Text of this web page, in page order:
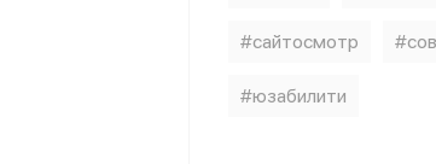
сайтосмотр
юзабилити